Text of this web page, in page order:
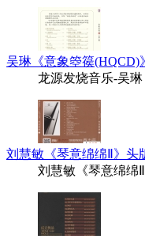
吴琳《意象箜篌(HQCD)
龙源发烧音乐-吴
刘慧敏《琴意绵绵Ⅱ》头
刘慧敏《琴意绵绵